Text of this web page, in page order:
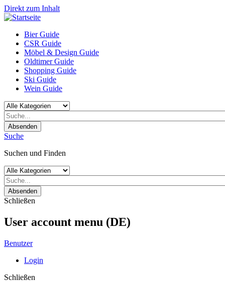
Direkt zum Inhalt
Bier Guide
CSR Guide
Möbel & Design Guide
Oldtimer Guide
Shopping Guide
Ski Guide
Wein Guide
Absenden
Suche
Suchen und Finden
Absenden
Schließen
User account menu (DE)
Benutzer
Login
Schließen